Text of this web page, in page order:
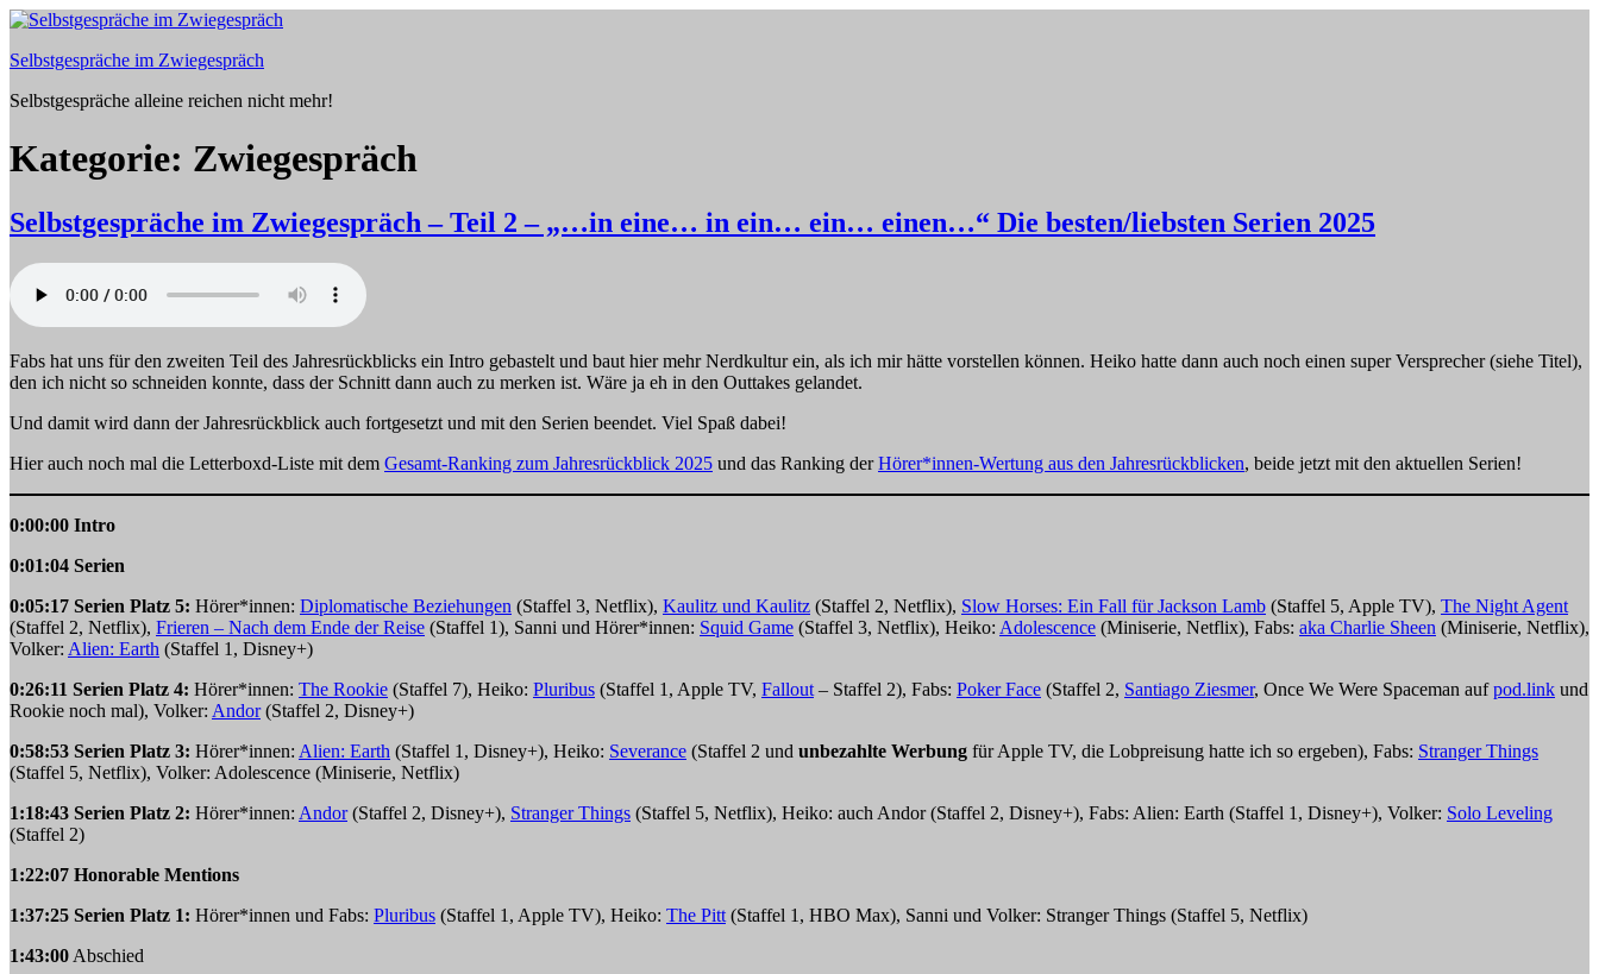
Zum
springen
Selbstgespräche im Zwiegespräch
Selbstgespräche alleine reichen nicht mehr!
Kategorie: Zwiegespräch
Selbstgespräche im Zwiegespräch – Teil 2 – „…in eine… in ein… ein… einen…“ Die besten/liebsten Serien 2025
Fabs hat uns für den zweiten Teil des Jahresrückblicks ein Intro gebastelt und baut hier mehr Nerdkultur ein, als ich mir hätte vorstellen können. Heiko hatte dann auch noch einen super Versprecher (siehe Titel),
den ich nicht so schneiden konnte, dass der Schnitt dann auch zu merken ist. Wäre ja eh in den Outtakes gelandet.
Und damit wird dann der Jahresrückblick auch fortgesetzt und mit den Serien beendet. Viel Spaß dabei!
Hier auch noch mal die Letterboxd-Liste mit dem Gesamt-Ranking zum Jahresrückblick 2025 und das Ranking derHörer*innen-Wertung aus den Jahresrückblicken, beide jetzt mit den aktuellen Serien!
0:00:00 Intro
0:01:04 Serien
0:05:17 Serien Platz 5: Hörer*innen: Diplomatische Beziehungen (Staffel 3, Netflix), Kaulitz und Kaulitz (Staffel 2, Netflix), Slow Horses: Ein Fall für Jackson Lamb (Staffel 5, Apple TV), The Night Agent
(Staffel 2, Netflix), Frieren – Nach dem Ende der Reise (Staffel 1), Sanni und Hörer*innen: Squid Game (Staffel 3, Netflix), Heiko: Adolescence (Miniserie, Netflix), Fabs: aka Charlie Sheen (Miniserie, Netflix),
Volker: Alien: Earth (Staffel 1, Disney+)
0:26:11 Serien Platz 4: Hörer*innen: The Rookie (Staffel 7), Heiko: Pluribus (Staffel 1, Apple TV, Fallout – Staffel 2), Fabs: Poker Face (Staffel 2, Santiago Ziesmer, Once We Were Spaceman aufpod.link und
Rookie noch mal), Volker: Andor(Staffel 2, Disney+)
0:58:53 Serien Platz 3: Hörer*innen: Alien: Earth (Staffel 1, Disney+), Heiko: Severance (Staffel 2 und unbezahlte Werbung für Apple TV, die Lobpreisung hatte ich so ergeben), Fabs: Stranger Things
(Staffel 5, Netflix), Volker: Adolescence (Miniserie, Netflix)
1:18:43 Serien Platz 2: Hörer*innen: Andor(Staffel 2, Disney+), Stranger Things (Staffel 5, Netflix), Heiko: auch Andor (Staffel 2, Disney+), Fabs: Alien: Earth (Staffel 1, Disney+), Volker: Solo Leveling
(Staffel 2)
1:22:07 Honorable Mentions
1:37:25 Serien Platz 1: Hörer*innen und Fabs: Pluribus (Staffel 1, Apple TV), Heiko: The Pitt (Staffel 1, HBO Max), Sanni und Volker: Stranger Things (Staffel 5, Netflix)
1:43:00 Abschied